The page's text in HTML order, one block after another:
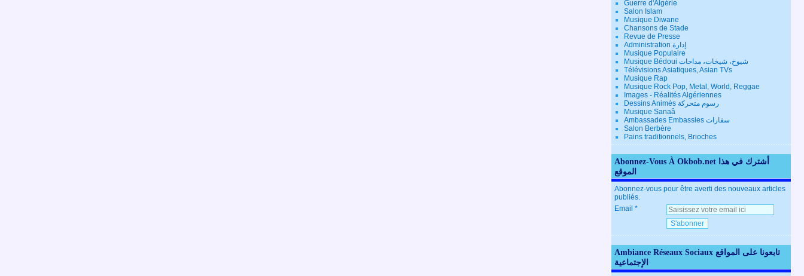
Guerre d'Algérie
Salon Islam
Musique Diwane
Chansons de Stade
Revue de Presse
Administration إدارة
Musique Populaire
Musique Bédoui شيوخ، شيخات، مداحات
Télévisions Asiatiques, Asian TVs
Musique Rap
Musique Rock Pop, Metal, World, Reggae
Images - Réalités Algériennes
Dessins Animés رسوم متحركة
Musique Sanaâ
Ambassades Embassies سفارات
Salon Berbère
Pains traditionnels, Brioches
Abonnez-Vous À Okbob.net أشترك في هذا
الموقع
Abonnez-vous pour être averti des nouveaux articles
publiés.
Email
Ambiance Réseaux Sociaux تابعونا على المواقع
الإجتماعية